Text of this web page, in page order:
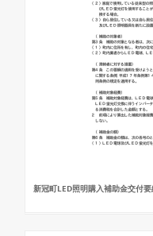
新冠町LED照明購入補助金交付